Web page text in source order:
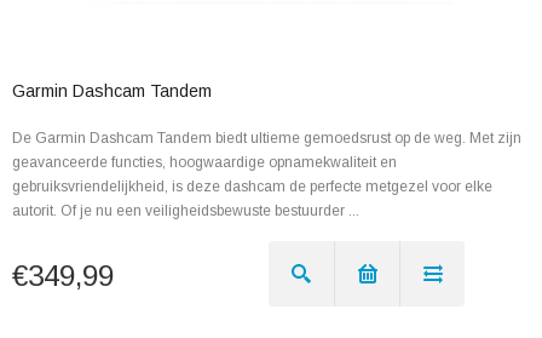
Garmin Dashcam Tandem
De Garmin Dashcam Tandem biedt ultieme gemoedsrust op de weg. Met zijn
geavanceerde functies, hoogwaardige opnamekwaliteit en
gebruiksvriendelijkheid, is deze dashcam de perfecte metgezel voor elke
autorit. Of je nu een veiligheidsbewuste bestuurder ...
€349,99